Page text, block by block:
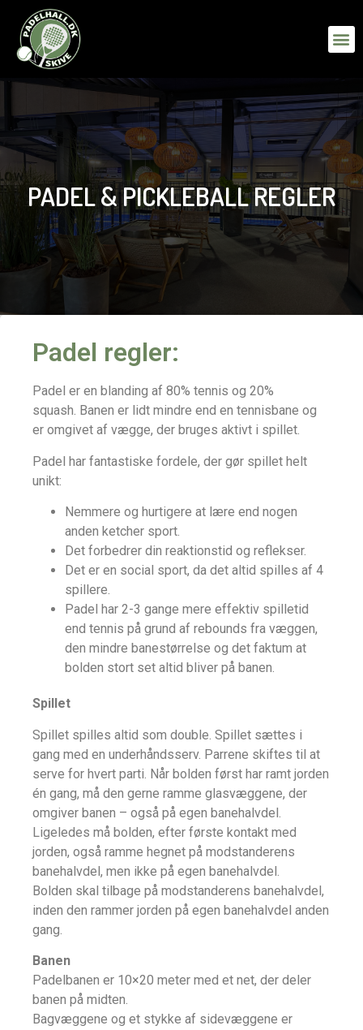
PADEL & PICKLEBALL REGLER
Padel regler:
Padel er en blanding af 80% tennis og 20%
squash. Banen er lidt mindre end en tennisbane og
er omgivet af vægge, der bruges aktivt i spillet.
Padel har fantastiske fordele, der gør spillet helt
unikt:
Nemmere og hurtigere at lære end nogen
anden ketcher sport.
Det forbedrer din reaktionstid og reflekser.
Det er en social sport, da det altid spilles af 4
spillere.
Padel har 2-3 gange mere effektiv spilletid
end tennis på grund af rebounds fra væggen,
den mindre banestørrelse og det faktum at
bolden stort set altid bliver på banen.
Spillet
Spillet spilles altid som double. Spillet sættes i
gang med en underhåndsserv. Parrene skiftes til at
serve for hvert parti. Når bolden først har ramt jorden
én gang, må den gerne ramme glasvæggene, der
omgiver banen – også på egen banehalvdel.
Ligeledes må bolden, efter første kontakt med
jorden, også ramme hegnet på modstanderens
banehalvdel, men ikke på egen banehalvdel.
Bolden skal tilbage på modstanderens banehalvdel,
inden den rammer jorden på egen banehalvdel anden
gang.
Banen
Padelbanen er 10×20 meter med et net, der deler
banen på midten.
Bagvæggene og et stykke af sidevæggene er